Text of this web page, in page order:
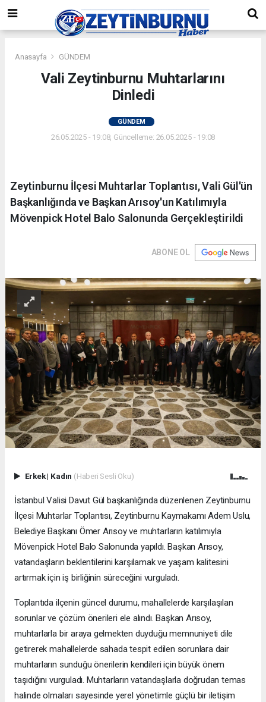
Anasayfa GÜNDEM
Vali Zeytinburnu Muhtarlarını
Dinledi
GÜNDEM
26.05.2025 - 19:08, Güncelleme: 26.05.2025 - 19:08
Zeytinburnu İlçesi Muhtarlar Toplantısı, Vali Gül'ün
Başkanlığında ve Başkan Arısoy'un Katılımıyla
Mövenpick Hotel Balo Salonunda Gerçekleştirildi
ABONE OL
Erkek| Kadın (Haberi Sesli Oku)
İstanbul Valisi Davut Gül başkanlığında düzenlenen Zeytinburnu
İlçesi Muhtarlar Toplantısı, Zeytinburnu Kaymakamı Adem Uslu,
Belediye Başkanı Ömer Arısoy ve muhtarların katılımıyla
Mövenpick Hotel Balo Salonunda yapıldı. Başkan Arısoy,
vatandaşların beklentilerini karşılamak ve yaşam kalitesini
artırmak için iş birliğinin süreceğini vurguladı.
Toplantıda ilçenin güncel durumu, mahallelerde karşılaşılan
sorunlar ve çözüm önerileri ele alındı. Başkan Arısoy,
muhtarlarla bir araya gelmekten duyduğu memnuniyeti dile
getirerek mahallelerde sahada tespit edilen sorunlara dair
muhtarların sunduğu önerilerin kendileri için büyük önem
taşıdığını vurguladı. Muhtarların vatandaşlarla doğrudan temas
halinde olmaları sayesinde yerel yönetimle güçlü bir iletişim